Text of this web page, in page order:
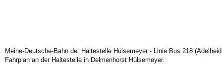
Meine-Deutsche-Bahn.de: Haltestelle Hülsemeyer - Linie Bus 218
Fahrplan an der Haltestelle in Delmenhorst Hülsemeyer.